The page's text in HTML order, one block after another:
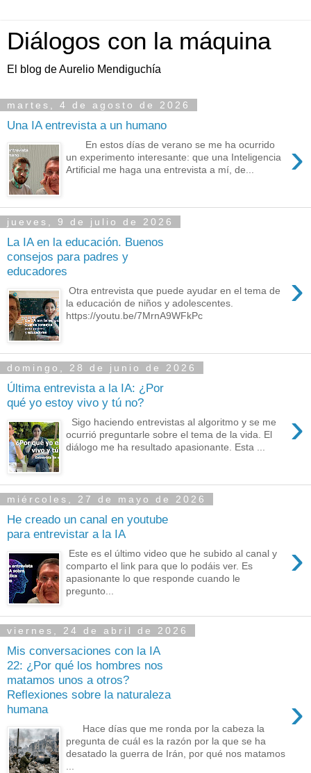
Diálogos con la máquina
El blog de Aurelio Mendiguchía
martes, 4 de agosto de 2026
Una IA entrevista a un humano
›
En estos días de verano se me ha ocurrido
un experimento interesante: que una Inteligencia
Artificial me haga una entrevista a mí, de...
jueves, 9 de julio de 2026
La IA en la educación. Buenos
consejos para padres y
educadores
›
Otra entrevista que puede ayudar en el tema de
la educación de niños y adolescentes.
https://youtu.be/7MrnA9WFkPc
domingo, 28 de junio de 2026
Última entrevista a la IA: ¿Por
qué yo estoy vivo y tú no?
›
Sigo haciendo entrevistas al algoritmo y se me
ocurrió preguntarle sobre el tema de la vida. El
diálogo me ha resultado apasionante. Esta ...
miércoles, 27 de mayo de 2026
He creado un canal en youtube
para entrevistar a la IA
›
Este es el último video que he subido al canal y
comparto el link para que lo podáis ver. Es
apasionante lo que responde cuando le
pregunto...
viernes, 24 de abril de 2026
Mis conversaciones con la IA
22: ¿Por qué los hombres nos
matamos unos a otros?
Reflexiones sobre la naturaleza
humana
›
Hace días que me ronda por la cabeza la
pregunta de cuál es la razón por la que se ha
desatado la guerra de Irán, por qué nos matamos
...